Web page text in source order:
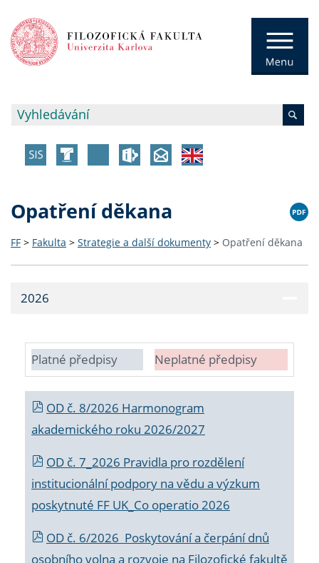
Opatření děkana
FF > Fakulta > Strategie a další dokumenty > Opatření děkana
2026
Platné předpisy Neplatné předpisy
OD č. 8/2026 Harmonogram
akademického roku 2026/2027
OD č. 7_2026 Pravidla pro rozdělení
institucionální podpory na vědu a výzkum
poskytnuté FF UK_Co operatio 2026
OD č. 6/2026 Poskytování a čerpání dnů
osobního volna a rozvoje na Filozofické fakultě